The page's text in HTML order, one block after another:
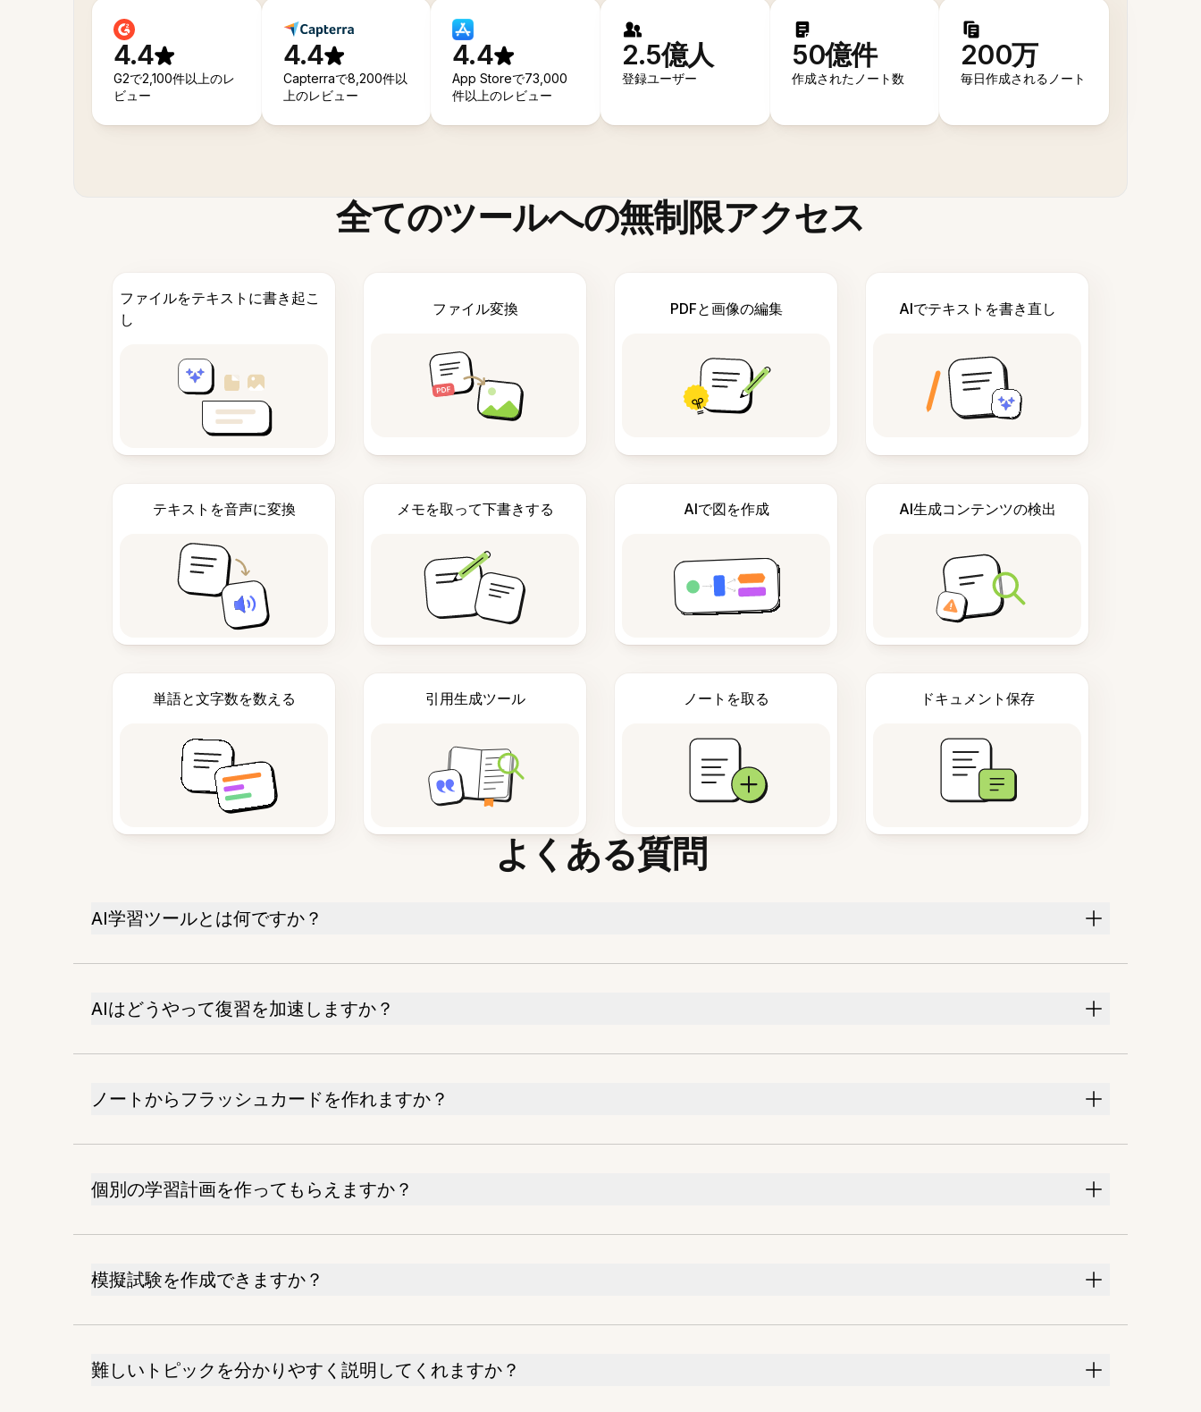
4.4
G2で2,100件以上のレ
ビュー
4.4
Capterraで8,200件以
上のレビュー
4.4
App Storeで73,000
件以上のレビュー
2.5億人
登録ユーザー
50億件
作成されたノート数
200万
毎日作成されるノート
全てのツールへの無制限アクセス
ファイルをテキストに書き起こ
し
ファイル変換 PDFと画像の編集 AIでテキストを書き直し
テキストを音声に変換 メモを取って下書きする AIで図を作成 AI生成コンテンツの検出
単語と文字数を数える 引用生成ツール ノートを取る ドキュメント保存
よくある質問
AI学習ツールとは何ですか？
AIはどうやって復習を加速しますか？
ノートからフラッシュカードを作れますか？
個別の学習計画を作ってもらえますか？
模擬試験を作成できますか？
難しいトピックを分かりやすく説明してくれますか？